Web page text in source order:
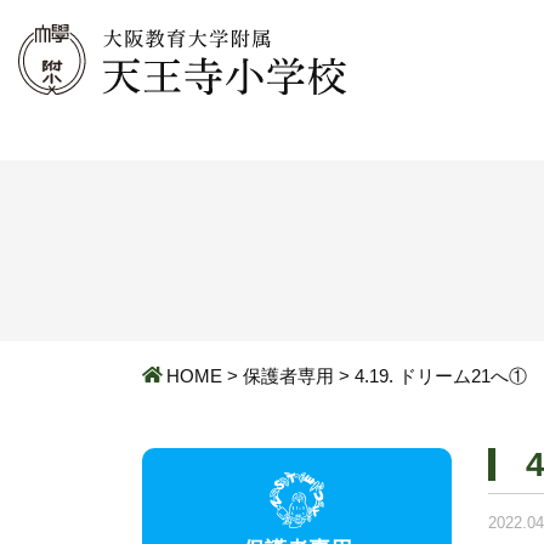
HOME > 保護者専用 > 4.19. ドリーム21へ①